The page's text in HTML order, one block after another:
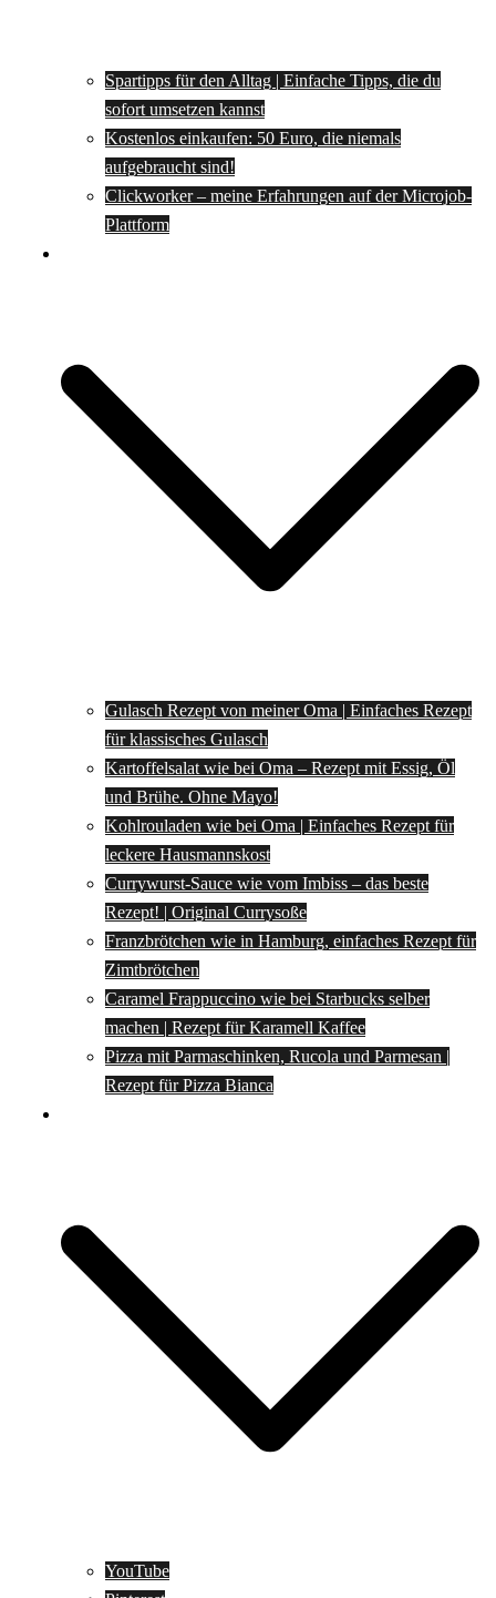
Spartipps für den Alltag | Einfache Tipps, die du
sofort umsetzen kannst
Kostenlos einkaufen: 50 Euro, die niemals
aufgebraucht sind!
Clickworker – meine Erfahrungen auf der Microjob-
Plattform
Gulasch Rezept von meiner Oma | Einfaches Rezept
für klassisches Gulasch
Kartoffelsalat wie bei Oma – Rezept mit Essig, Öl
und Brühe. Ohne Mayo!
Kohlrouladen wie bei Oma | Einfaches Rezept für
leckere Hausmannskost
Currywurst-Sauce wie vom Imbiss – das beste
Rezept! | Original Currysoße
Franzbrötchen wie in Hamburg, einfaches Rezept für
Zimtbrötchen
Caramel Frappuccino wie bei Starbucks selber
machen | Rezept für Karamell Kaffee
Pizza mit Parmaschinken, Rucola und Parmesan |
Rezept für Pizza Bianca
YouTube